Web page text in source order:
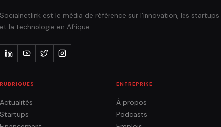
Socialnetlink est le média de référence sur l'innovation, les startups
et la technologie en Afrique.
RUBRIQUES
Actualités
Startups
ENTREPRISE
À propos
Podcasts